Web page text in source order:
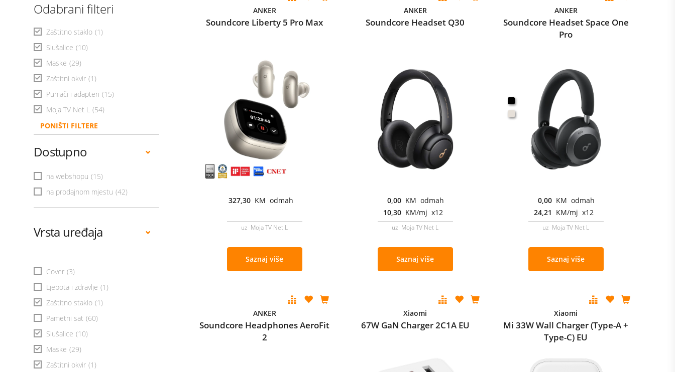
Odabrani filteri
Zaštitno staklo (1)
Slušalice (10)
Maske (29)
Zaštitni okvir (1)
Punjači i adapteri (15)
Moja TV Net L (54)
PONIŠTI FILTERE
Dostupno
na webshopu (15)
na prodajnom mjestu (42)
Vrsta uređaja
Cover (3)
Ljepota i zdravlje (1)
Zaštitno staklo (1)
Pametni sat (60)
Slušalice (10)
Maske (29)
Zaštitni okvir (1)
ANKER
Soundcore Liberty 5 Pro Max
327,30 KM odmah
uz Moja TV Net L
Saznaj više
ANKER
Soundcore Headset Q30
0,00 KM odmah
10,30 KM/mj x12
uz Moja TV Net L
Saznaj više
ANKER
Soundcore Headset Space One
Pro
0,00 KM odmah
24,21 KM/mj x12
uz Moja TV Net L
Saznaj više
ANKER
Soundcore Headphones AeroFit
2
Xiaomi
67W GaN Charger 2C1A EU
Xiaomi
Mi 33W Wall Charger (Type-A +
Type-C) EU